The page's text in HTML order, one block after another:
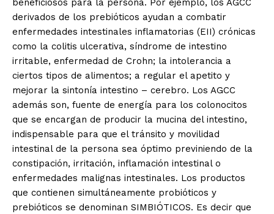
beneficiosos para la persona. Por ejemplo, los AGCC
derivados de los prebióticos ayudan a combatir
enfermedades intestinales inflamatorias (EII) crónicas
como la colitis ulcerativa, síndrome de intestino
irritable, enfermedad de Crohn; la intolerancia a
ciertos tipos de alimentos; a regular el apetito y
mejorar la sintonía intestino – cerebro. Los AGCC
además son, fuente de energía para los colonocitos
que se encargan de producir la mucina del intestino,
indispensable para que el tránsito y movilidad
intestinal de la persona sea óptimo previniendo de la
constipación, irritación, inflamación intestinal o
enfermedades malignas intestinales. Los productos
que contienen simultáneamente probióticos y
prebióticos se denominan SIMBIÓTICOS. Es decir que